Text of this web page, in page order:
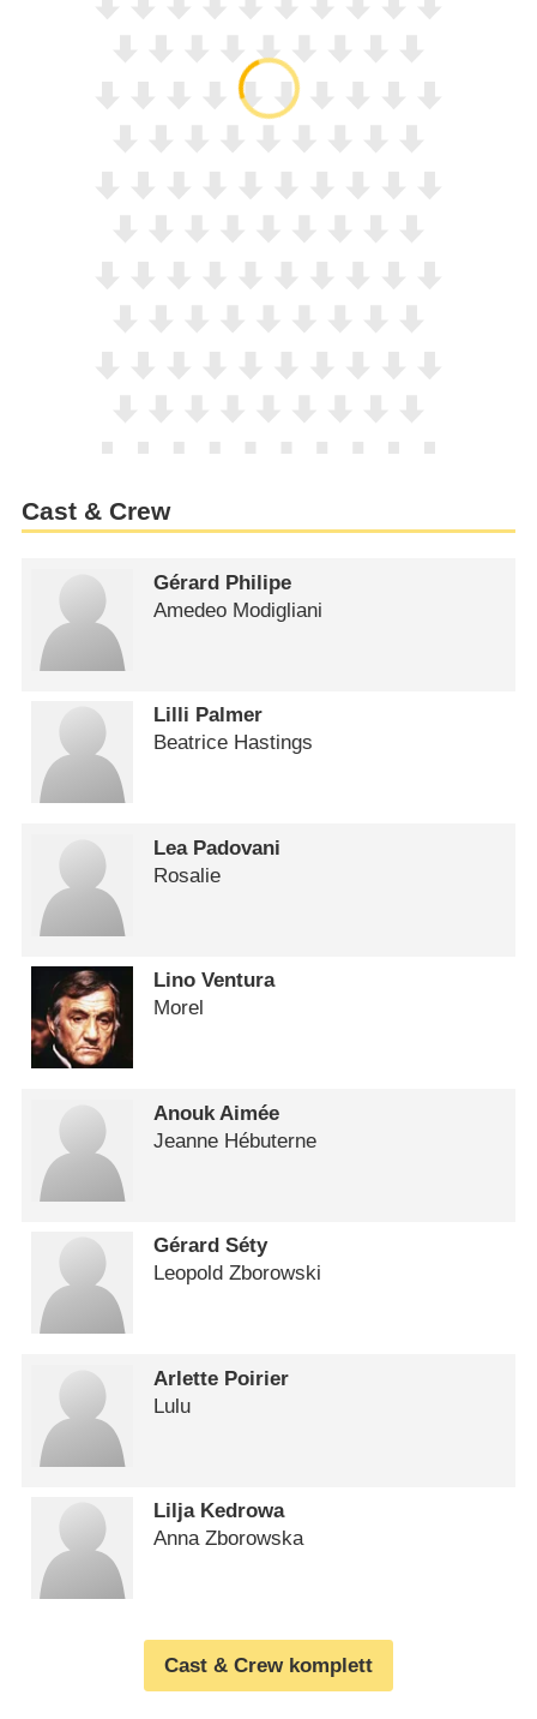
Cast & Crew
Gérard Philipe
Amedeo Modigliani
Lilli Palmer
Beatrice Hastings
Lea Padovani
Rosalie
Lino Ventura
Morel
Anouk Aimée
Jeanne Hébuterne
Gérard Séty
Leopold Zborowski
Arlette Poirier
Lulu
Lilja Kedrowa
Anna Zborowska
Cast & Crew komplett